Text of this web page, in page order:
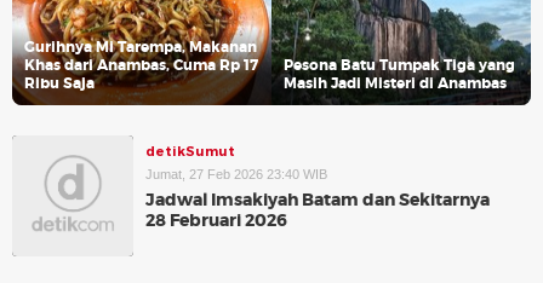
Gurihnya Mi Tarempa, Makanan
Khas dari Anambas, Cuma Rp 17
Ribu Saja
Pesona Batu Tumpak Tiga yang
Masih Jadi Misteri di Anambas
detikSumut
Jumat, 27 Feb 2026 23:40 WIB
Jadwal Imsakiyah Batam dan Sekitarnya
28 Februari 2026